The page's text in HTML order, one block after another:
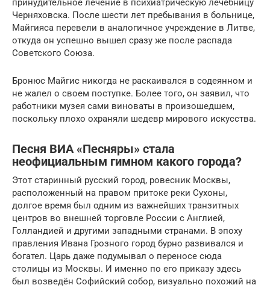
принудительное лечение в психиатрическую лечебницу
Черняховска. После шести лет пребывания в больнице,
Майгияса перевели в аналогичное учреждение в Литве,
откуда он успешно вышел сразу же после распада
Советского Союза.
Бронюс Майгис никогда не раскаивался в содеянном и
не жалел о своем поступке. Более того, он заявил, что
работники музея сами виноваты в произошедшем,
поскольку плохо охраняли шедевр мирового искусства.
Песня ВИА «Песняры» стала
неофициальным гимном какого города?
Этот старинный русский город, ровесник Москвы,
расположенный на правом притоке реки Сухоны,
долгое время был одним из важнейших транзитных
центров во внешней торговле России с Англией,
Голландией и другими западными странами. В эпоху
правления Ивана Грозного город бурно развивался и
богател. Царь даже подумывал о переносе сюда
столицы из Москвы. И именно по его приказу здесь
был возведён Софийский собор, визуально похожий на